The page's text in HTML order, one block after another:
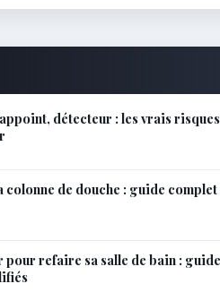
détecteur : les vrais
colonne de douche : guide
refaire sa salle de bain :